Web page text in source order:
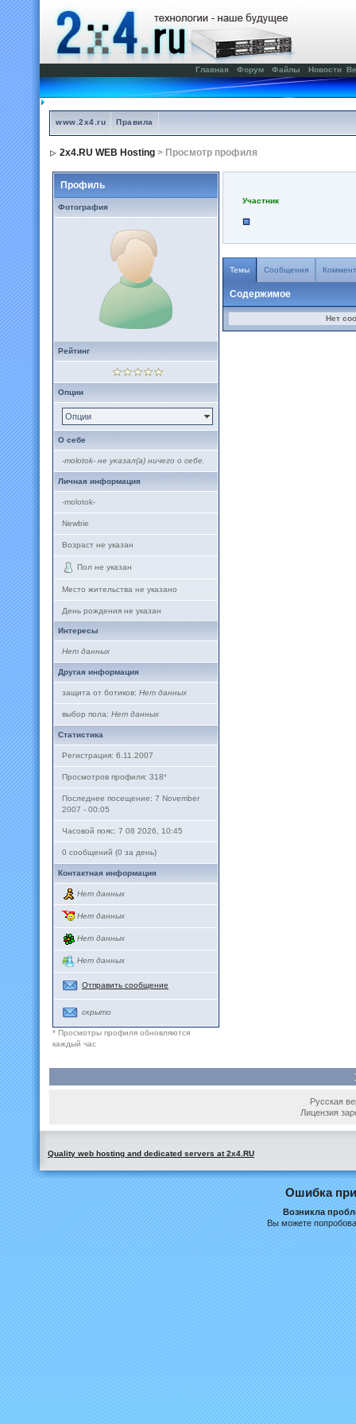
Главная Форум Файлы Новости
www.2x4.ru Правила
2x4.RU WEB Hosting > Просмотр профиля
Профиль
Фотография
Рейтинг
Опции
Опции
О себе
-molotok- не указал(а) ничего о себе.
Личная информация
-molotok-
Newbie
Возраст не указан
Пол не указан
Место жительства не указано
День рождения не указан
Интересы
Нет данных
Другая информация
защита от ботиков: Нет данных
выбор пола: Нет данных
Статистика
Регистрация: 6.11.2007
Просмотров профиля: 318*
Последнее посещение: 7 November
2007 - 00:05
Часовой пояс: 7 08 2026, 10:45
0 сообщений (0 за день)
Контактная информация
Нет данных
Нет данных
Нет данных
Нет данных
Отправить сообщение
скрыто
* Просмотры профиля обновляются
каждый час
Участник
Темы Сообщения
Содержимое
Нет
Русская
Лицензия
Quality web hosting and dedicated servers at 2x4.RU
Ошибка при
Возникла
Вы можете